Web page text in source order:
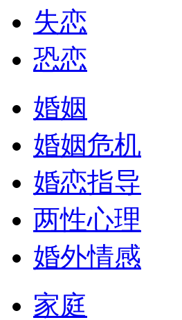
失恋
恐恋
婚姻
婚姻危机
婚恋指导
两性心理
婚外情感
家庭